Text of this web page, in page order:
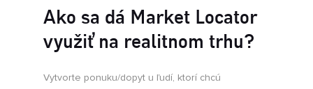
Ako sa dá Market Locator
využiť na realitnom trhu?
Vytvorte ponuku/dopyt u ľudí, ktorí chcú